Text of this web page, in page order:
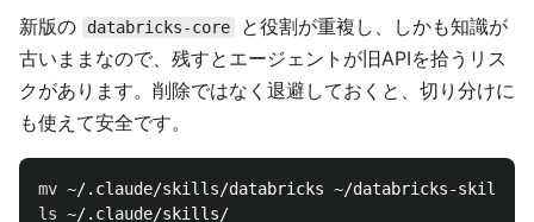
新版の databricks-core
と役割が重複し、しかも知識が
古いままなので、残すとエージェントが旧APIを拾うリス
クがあります。削除ではなく退避しておくと、切り分けに
も使えて安全です。
mv
ls